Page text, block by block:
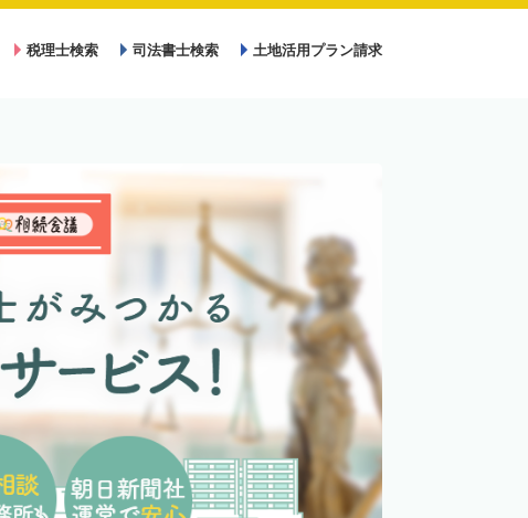
税理士検索 司法書士検索 土地活用プラン請求